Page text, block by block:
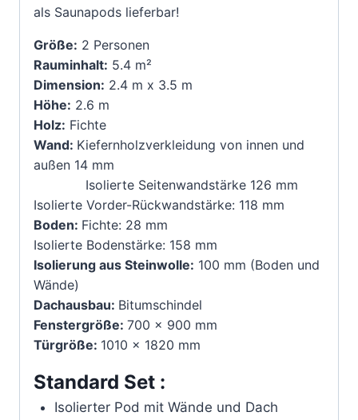
als Saunapods lieferbar!
Größe: 2 Personen
Rauminhalt: 5.4 m²
Dimension: 2.4 m x 3.5 m
Höhe: 2.6 m
Holz: Fichte
Wand: Kiefernholzverkleidung von innen und
außen 14 mm
Isolierte Seitenwandstärke 126 mm
Isolierte Vorder-Rückwandstärke: 118 mm
Boden: Fichte: 28 mm
Isolierte Bodenstärke: 158 mm
Isolierung aus Steinwolle: 100 mm (Boden und
Wände)
Dachausbau: Bitumschindel
Fenstergröße: 700 x 900 mm
Türgröße: 1010 x 1820 mm
Standard Set :
Isolierter Pod mit Wände und Dach